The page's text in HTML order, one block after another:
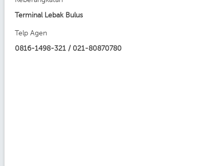
Terminal Lebak Bulus
Telp Agen
0816-1498-321 / 021-80870780